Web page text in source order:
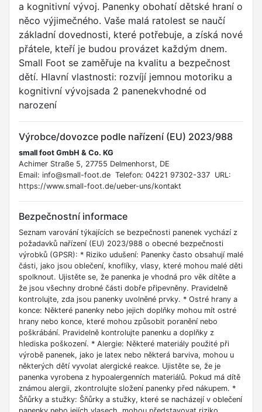
a kognitivní vývoj. Panenky obohatí dětské hraní o
něco výjimečného. Vaše malá ratolest se naučí
základní dovednosti, které potřebuje, a získá nové
přátele, kteří je budou provázet každým dnem.
Small Foot se zaměřuje na kvalitu a bezpečnost
dětí. Hlavní vlastnosti: rozvíjí jemnou motoriku a
kognitivní vývojsada 2 panenekvhodné od
narození
Výrobce/dovozce podle nařízení (EU) 2023/988
small foot GmbH & Co. KG
Achimer Straße 5, 27755 Delmenhorst, DE
Email: info@small-foot.de Telefon: 04221 97302-337 URL:
https://www.small-foot.de/ueber-uns/kontakt
Bezpečnostní informace
Seznam varování týkajících se bezpečnosti panenek vychází z
požadavků nařízení (EU) 2023/988 o obecné bezpečnosti
výrobků (GPSR): * Riziko udušení: Panenky často obsahují malé
části, jako jsou oblečení, knoflíky, vlasy, které mohou malé děti
spolknout. Ujistěte se, že panenka je vhodná pro věk dítěte a
že jsou všechny drobné části dobře připevněny. Pravidelně
kontrolujte, zda jsou panenky uvolněné prvky. * Ostré hrany a
konce: Některé panenky nebo jejich doplňky mohou mít ostré
hrany nebo konce, které mohou způsobit poranění nebo
poškrábání. Pravidelně kontrolujte panenku a doplňky z
hlediska poškození. * Alergie: Některé materiály použité při
výrobě panenek, jako je latex nebo některá barviva, mohou u
některých dětí vyvolat alergické reakce. Ujistěte se, že je
panenka vyrobena z hypoalergenních materiálů. Pokud má dítě
známou alergii, zkontrolujte složení panenky před nákupem. *
Šňůrky a stužky: Šňůrky a stužky, které se nacházejí v oblečení